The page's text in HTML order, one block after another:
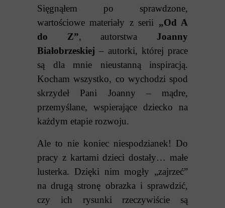
Sięgnąłem po sprawdzone,
wartościowe materiały z serii „Od A
do Z”, autorstwa Joanny
Białobrzeskiej – autorki, której prace
są dla mnie nieustanną inspiracją.
Kocham wszystko, co wychodzi spod
skrzydeł Pani Joanny – mądre,
przemyślane, wspierające dziecko na
każdym etapie rozwoju.
Ale to nie koniec niespodzianek! Do
pracy z kartami dzieci dostały… małe
lusterka. Dzięki nim mogły „zajrzeć”
na drugą stronę obrazka i sprawdzić,
czy ich rysunki rzeczywiście są